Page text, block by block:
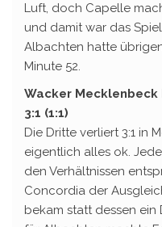
Luft, doch Capelle
und damit war das
Albachten hatte
Minute 52.
Wacker Mecklenbeck
3:1 (1:1)
Die Dritte verliert 3:1 in
eigentlich alles ok.
den Verhältnissen
Concordia der
bekam statt dessen ein